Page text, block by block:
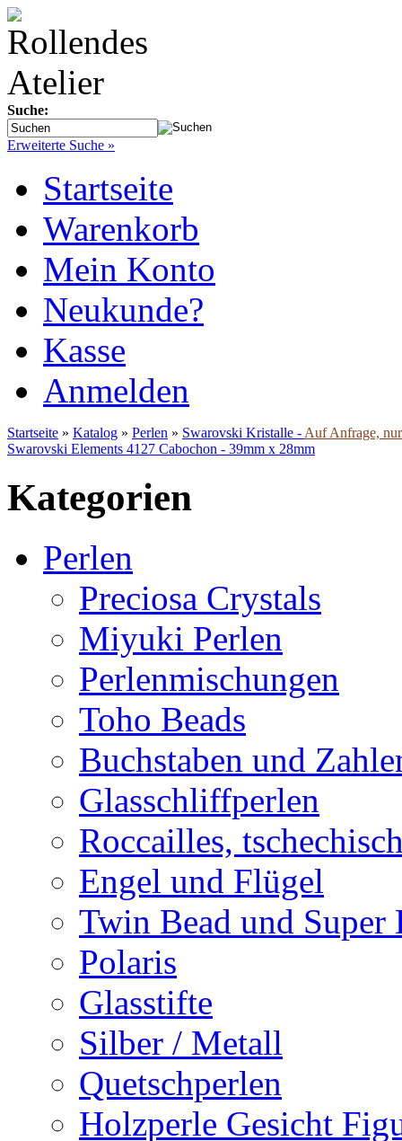
Suche:
Erweiterte Suche »
Startseite
Warenkorb
Mein Konto
Neukunde?
Kasse
Anmelden
Startseite » Katalog » Perlen » Swarovski Kristalle - Auf Anfrage,
Swarovski Elements 4127 Cabochon - 39mm x 28mm
Kategorien
Perlen
Preciosa Crystals
Miyuki Perlen
Perlenmischungen
Toho Beads
Buchstaben und
Glasschliffperlen
Roccailles,
Engel und Flügel
Twin Bead und Super
Polaris
Glasstifte
Silber / Metall
Quetschperlen
Holzperle Gesicht